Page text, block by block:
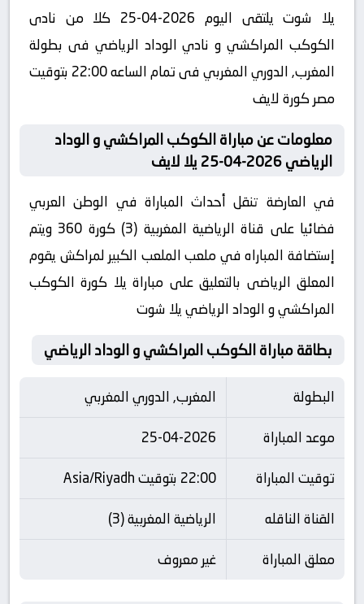
يلا شوت يلتقى اليوم 2026-04-25 كلا من نادى
الكوكب المراكشي و نادي الوداد الرياضي فى بطولة
المغرب, الدوري المغربي فى تمام الساعه 22:00 بتوقيت
مصر كورة لايف
معلومات عن مباراة الكوكب المراكشي و الوداد
الرياضي 2026-04-25 يلا لايف
في العارضة تنقل أحداث المباراة في الوطن العربي
فضائيا على قناة الرياضية المغربية (3) كورة 360 ويتم
إستضافة المباراه في ملعب الملعب الكبير لمراكش يقوم
المعلق الرياضى بالتعليق على مباراة يلا كورة الكوكب
المراكشي و الوداد الرياضي يلا شوت
بطاقة مباراة الكوكب المراكشي و الوداد الرياضي
البطولة
المغرب, الدوري المغربي
موعد المباراة
25-04-2026
توقيت المباراة
22:00 بتوقيت Asia/Riyadh
القناة الناقله
الرياضية المغربية (3)
معلق المباراة
غير معروف